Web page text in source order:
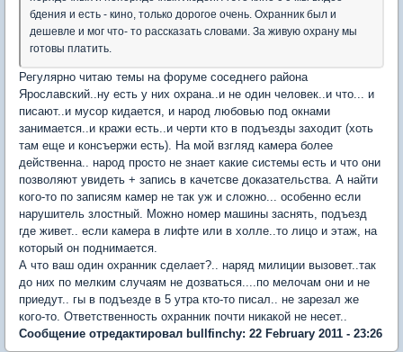
бдения и есть - кино, только дорогое очень. Охранник был и
дешевле и мог что- то рассказать словами. За живую охрану мы
готовы платить.
Регулярно читаю темы на форуме соседнего района
Ярославский..ну есть у них охрана..и не один человек..и что... и
писают..и мусор кидается, и народ любовью под окнами
занимается..и кражи есть..и черти кто в подъезды заходит (хоть
там еще и консъержи есть). На мой взгляд камера более
действенна.. народ просто не знает какие системы есть и что они
позволяют увидеть + запись в качетсве доказательства. А найти
кого-то по записям камер не так уж и сложно... особенно если
нарушитель злостный. Можно номер машины заснять, подъезд
где живет.. если камера в лифте или в холле..то лицо и этаж, на
который он поднимается.
А что ваш один охранник сделает?.. наряд милиции вызовет..так
до них по мелким случаям не дозваться....по мелочам они и не
приедут.. гы в подъезде в 5 утра кто-то писал.. не зарезал же
кого-то. Ответственность охранник почти никакой не несет..
Сообщение отредактировал bullfinchy: 22 February 2011 - 23:26